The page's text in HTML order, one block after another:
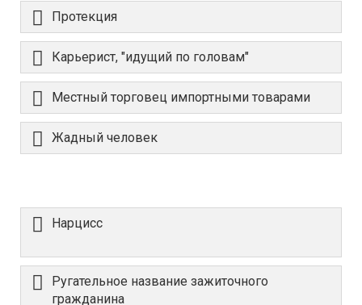
Протекция
Карьерист, "идущий по головам"
Местный торговец импортными товарами
Жадный человек
Нарцисс
Ругательное название зажиточного
гражданина